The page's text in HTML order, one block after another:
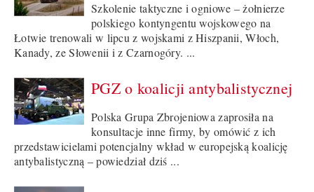
Szkolenie taktyczne i ogniowe – żołnierze
polskiego kontyngentu wojskowego na
Łotwie trenowali w lipcu z wojskami z Hiszpanii, Włoch,
Kanady, ze Słowenii i z Czarnogóry. ...
PGZ o koalicji antybalistycznej
Polska Grupa Zbrojeniowa zaprosiła na
konsultacje inne firmy, by omówić z ich
przedstawicielami potencjalny wkład w europejską koalicję
antybalistyczną – powiedział dziś ...